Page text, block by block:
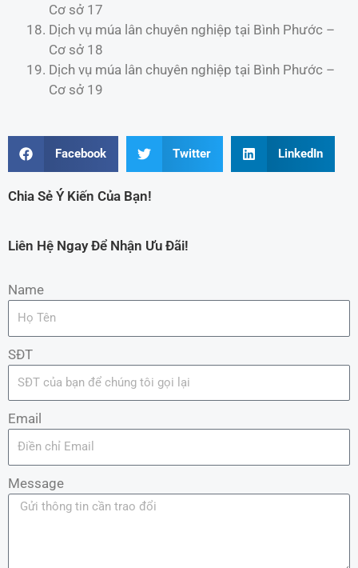
Cơ sở 17
Dịch vụ múa lân chuyên nghiệp tại Bình Phước –
Cơ sở 18
Dịch vụ múa lân chuyên nghiệp tại Bình Phước –
Cơ sở 19
Facebook Twitter LinkedIn
Chia Sẻ Ý Kiến Của Bạn!
Liên Hệ Ngay Để Nhận Ưu Đãi!
Name
SĐT
Email
Message